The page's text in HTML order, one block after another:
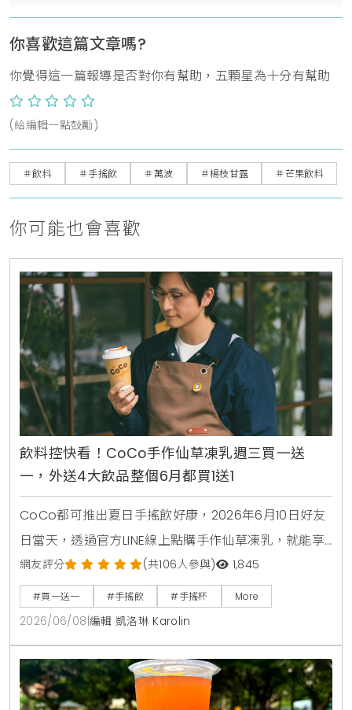
你喜歡這篇文章嗎?
你覺得這一篇報導是否對你有幫助，五顆星為十分有幫助
(給編輯一點鼓勵)
＃飲料 ＃手搖飲 ＃萬波 ＃楊枝甘露 ＃芒果飲料
你可能也會喜歡
飲料控快看！CoCo手作仙草凍乳週三買一送
一，外送4大飲品整個6月都買1送1
CoCo都可推出夏日手搖飲好康，2026年6月10日好友
日當天，透過官方LINE線上點購手作仙草凍乳，就能享
有第2杯0元買1送1優惠。另外整個6月份，foodpanda
外送平台也同步推出茉香凍奶綠、芒果綠茶、四季珍椰
青、粉角生椰拿鐵等4大品項買1送1，讓大家在炎熱夏天
不用出門也能省錢消暑。
網友評分 (共106人參與) 1,845
#買一送一 #手搖飲 #手搖杯 More
2026/06/08 編輯 凱洛琳 Karolin